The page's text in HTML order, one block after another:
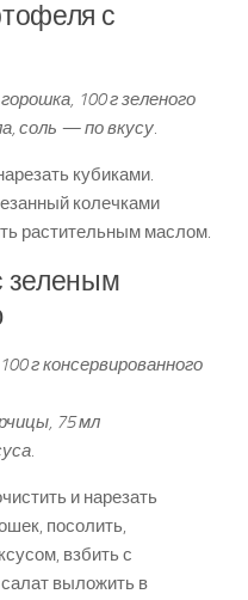
с
100 г зеленого
соль — по вкусу.
кубиками.
колечками
растительным маслом.
зеленым
г консервированного
75 мл
и нарезать
посолить,
взбить с
выложить в